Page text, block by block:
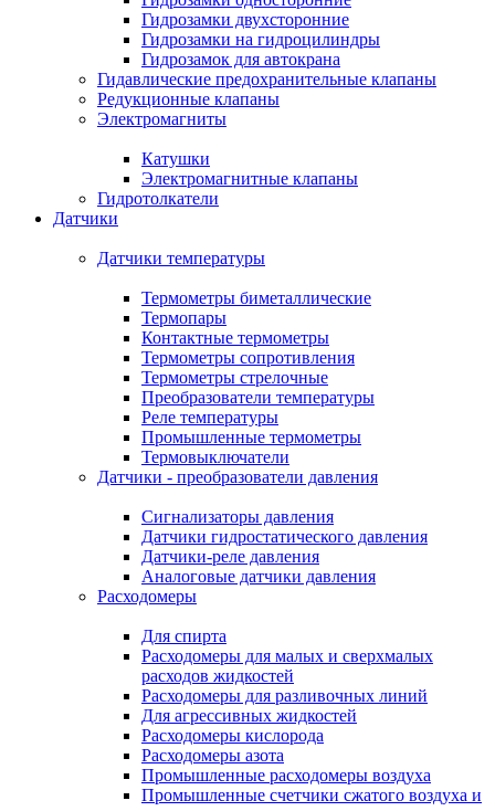
Гидрозамки двухсторонние
Гидрозамки на гидроцилиндры
Гидрозамок для автокрана
Гидавлические предохранительные клапаны
Редукционные клапаны
Электромагниты
Катушки
Электромагнитные клапаны
Гидротолкатели
Датчики
Датчики температуры
Термометры биметаллические
Термопары
Контактные термометры
Термометры сопротивления
Термометры стрелочные
Преобразователи температуры
Реле температуры
Промышленные термометры
Термовыключатели
Датчики - преобразователи давления
Сигнализаторы давления
Датчики гидростатического давления
Датчики-реле давления
Аналоговые датчики давления
Расходомеры
Для спирта
Расходомеры для малых и сверхмалых
расходов жидкостей
Расходомеры для разливочных линий
Для агрессивных жидкостей
Расходомеры кислорода
Расходомеры азота
Промышленные расходомеры воздуха
Промышленные счетчики сжатого воздуха и